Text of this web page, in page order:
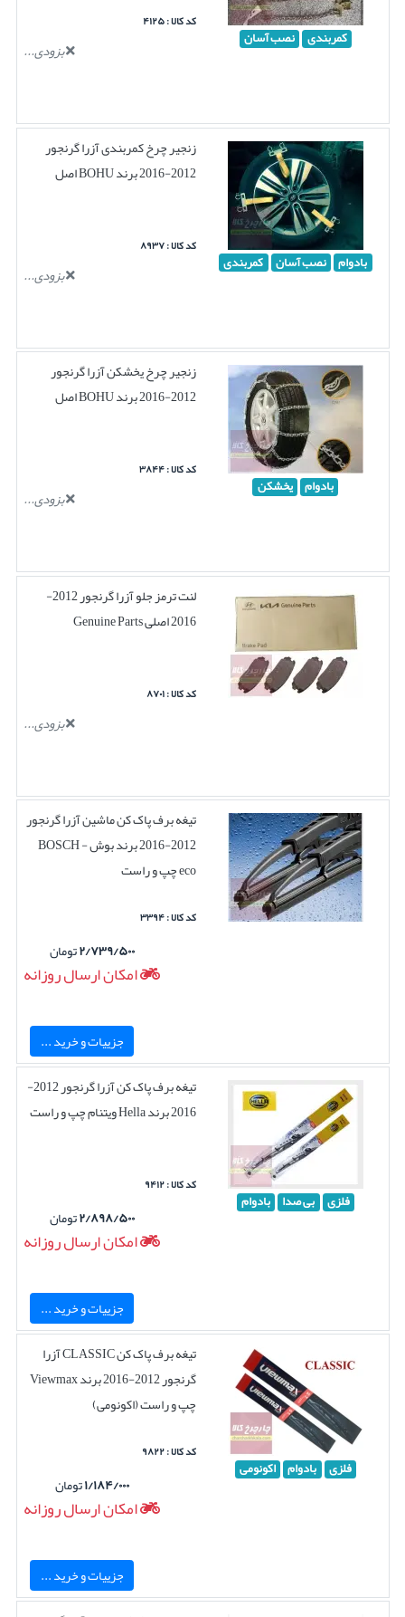
کمربندی نصب آسان
کد کالا : ۴۱۲۵
بزودی...
بادوام نصب آسان کمربندی
زنجیر چرخ کمربندی آزرا گرنجور
2012-2016 برند BOHU اصل
کد کالا : ۸۹۳۷
بزودی...
بادوام یخشکن
زنجیر چرخ یخشکن آزرا گرنجور
2012-2016 برند BOHU اصل
کد کالا : ۳۸۴۴
بزودی...
لنت ترمز جلو آزرا گرنجور 2012-
2016 اصلی Genuine Parts
کد کالا : ۸۷۰۱
بزودی...
تیغه برف پاک کن ماشین آزرا گرنجور
2012-2016 برند بوش BOSCH -
eco چپ و راست
کد کالا : ۳۳۹۴
۲/۷۳۹/۵۰۰تومان
امکان ارسال روزانه
جزییات و خرید ...
فلزی بی صدا بادوام
تیغه برف پاک کن آزرا گرنجور 2012-
2016 برند Hella ویتنام چپ و راست
کد کالا : ۹۴۱۲
۲/۸۹۸/۵۰۰تومان
امکان ارسال روزانه
جزییات و خرید ...
فلزی بادوام اکونومی
تیغه برف پاک کن CLASSIC آزرا
گرنجور 2012-2016 برند Viewmax
چپ و راست (اکونومی)
کد کالا : ۹۸۲۲
۱/۱۸۴/۰۰۰تومان
امکان ارسال روزانه
جزییات و خرید ...